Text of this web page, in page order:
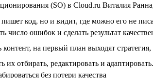
(SO) в Cloud.ru Виталия
код, но и видит, где можно его не
число ошибок и сделать результат
на первый план выходят
их отбирать, редактировать и
без потери качества